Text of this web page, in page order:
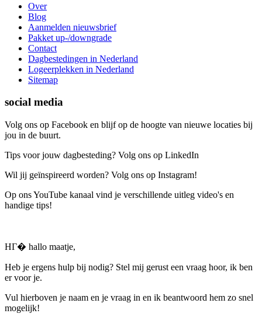
Over
Blog
Aanmelden nieuwsbrief
Pakket up-/downgrade
Contact
Dagbestedingen in Nederland
Logeerplekken in Nederland
Sitemap
social media
Volg ons op Facebook en blijf op de hoogte van nieuwe locaties bij
jou in de buurt.
Tips voor jouw dagbesteding? Volg ons op LinkedIn
Wil jij geïnspireerd worden? Volg ons op Instagram!
Op ons YouTube kanaal vind je verschillende uitleg video's en
handige tips!
HГ� hallo maatje,
Heb je ergens hulp bij nodig? Stel mij gerust een vraag hoor, ik ben
er voor je.
Vul hierboven je naam en je vraag in en ik beantwoord hem zo snel
mogelijk!